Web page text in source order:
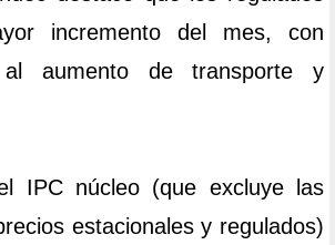
incremento del mes, con
aumento de transporte y
IPC núcleo (que excluye las
estacionales y regulados)